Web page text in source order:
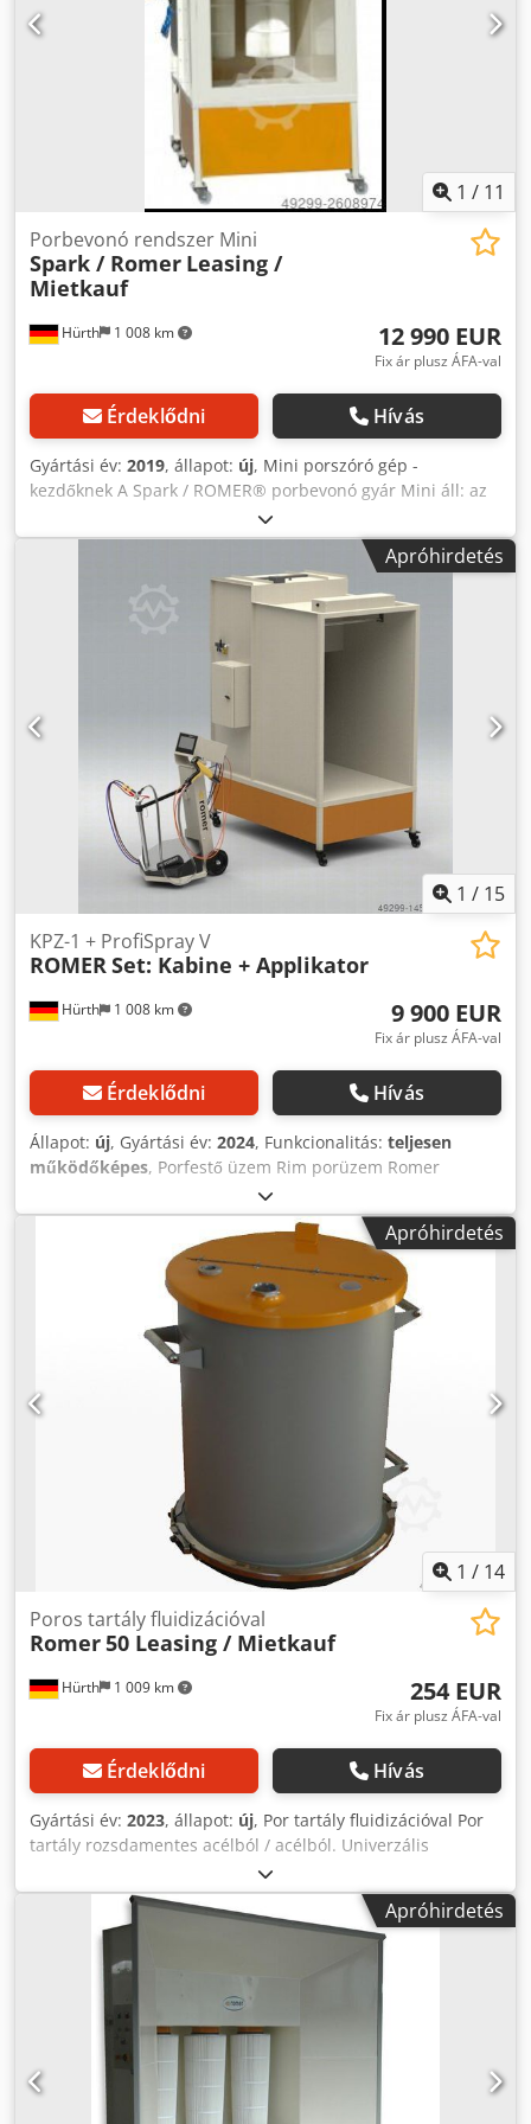
1 / 11
Hürth 1 008 km
Porbevonó rendszer Mini
Spark / Romer Leasing /
Mietkauf
12 990 EUR
Fix ár plusz ÁFA-val
Érdeklődni Hívás
Gyártási év: 2019, állapot: új, Mini porszóró gép -
kezdőknek A Spark / ROMER® porbevonó gyár Mini áll: az
SLS-9 porszívó kicsi (belül: 1200x1400x1200mm - szállítási
rendszer nélkül) KPZ-2 porfülke Szállítási idő: kb. 12-16 hét
a megrendelést követően A szállítási költségeket egyedileg
számoljuk. (öngyűjtés is) Annak érdekében, hogy részletes
árajánlatot kínálhasson az Ön alkalmazásához szabott
rendszerhez, további részletekre lenne szükség az
alkalmazással és a köteggel kapcsolatban. Ezután azonnal
ajánlatát. Fizetési feltételek: 30% előleg és 70% egyenleg a
szállításra való készség bejelentésekor. Dkedpoctx Irsfx
Apróhirdetés
1 / 15
Hürth 1 008 km
KPZ-1 + ProfiSpray V
ROMERSet: Kabine + Applikator
9 900 EUR
Fix ár plusz ÁFA-val
Érdeklődni Hívás
Állapot: új, Gyártási év: 2024, Funkcionalitás: teljesen
működőképes, Porfestő üzem Rim porüzem Romer
Németország Dedpfxjq Ixctj Akujkr
Apróhirdetés
1 / 14
Hürth 1 009 km
Poros tartály fluidizációval
Romer50 Leasing / Mietkauf
254 EUR
Fix ár plusz ÁFA-val
Érdeklődni Hívás
Gyártási év: 2023, állapot: új, Por tartály fluidizációval Por
tartály rozsdamentes acélból / acélból. Univerzális
csatlakozás az FI20 szivattyúhoz. Csatlakozás a
portömlőhöz 8mm - gyorscsatlakozás. Dodpfecr U Rrox
Apróhirdetés